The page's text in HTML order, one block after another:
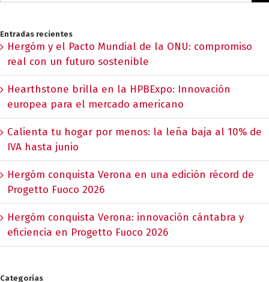
Entradas recientes
Hergóm y el Pacto Mundial de la ONU: compromiso
real con un futuro sostenible
Hearthstone brilla en la HPBExpo: Innovación
europea para el mercado americano
Calienta tu hogar por menos: la leña baja al 10% de
IVA hasta junio
Hergóm conquista Verona en una edición récord de
Progetto Fuoco 2026
Hergóm conquista Verona: innovación cántabra y
eficiencia en Progetto Fuoco 2026
Categorías